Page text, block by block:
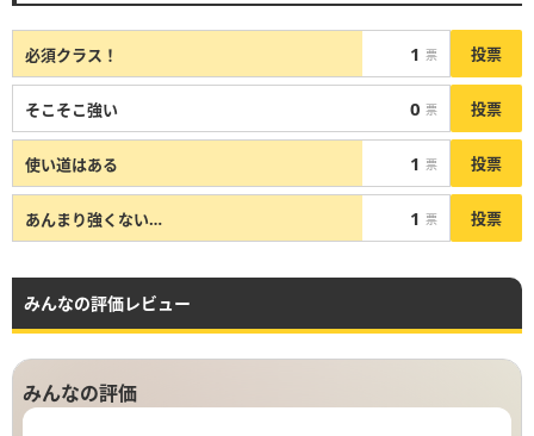
必須クラス！ 1 票 投票
そこそこ強い 0 票 投票
使い道はある 1 票 投票
あんまり強くない… 1 票 投票
みんなの評価レビュー
みんなの評価